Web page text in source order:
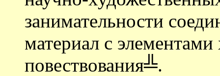
занимательности
материал с
повествования╩.